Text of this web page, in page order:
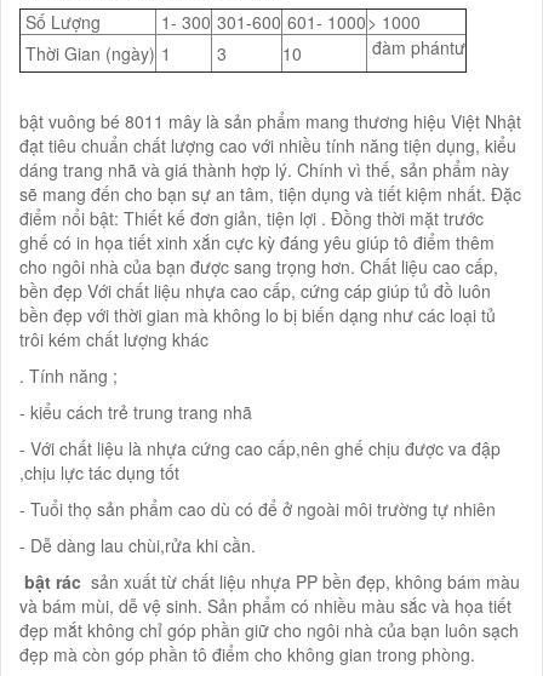
Số Lượng
1- 300 301-600 601- 1000> 1000
Thời Gian (ngày) 1 3 10 đàm phántư
bật vuông bé 8011 mây là sản phẩm mang thương hiệu Việt Nhật
đạt tiêu chuẩn chất lượng cao với nhiều tính năng tiện dụng, kiểu
dáng trang nhã và giá thành hợp lý. Chính vì thế, sản phẩm này
sẽ mang đến cho bạn sự an tâm, tiện dụng và tiết kiệm nhất. Đặc
điểm nổi bật: Thiết kế đơn giản, tiện lợi . Đồng thời mặt trước
ghế có in họa tiết xinh xắn cực kỳ đáng yêu giúp tô điểm thêm
cho ngôi nhà của bạn được sang trọng hơn. Chất liệu cao cấp,
bền đẹp Với chất liệu nhựa cao cấp, cứng cáp giúp tủ đồ luôn
bền đẹp với thời gian mà không lo bị biến dạng như các loại tủ
trôi kém chất lượng khác
. Tính năng ;
- kiểu cách trẻ trung trang nhã
- Với chất liệu là nhựa cứng cao cấp,nên ghế chịu được va đập
,chịu lực tác dụng tốt
- Tuổi thọ sản phẩm cao dù có để ở ngoài môi trường tự nhiên
- Dễ dàng lau chùi,rửa khi cần.
​ bật rác sản xuất từ chất liệu nhựa PP bền đẹp, không bám màu
và bám mùi, dễ vệ sinh. Sản phẩm có nhiều màu sắc và họa tiết
đẹp mắt không chỉ góp phần giữ cho ngôi nhà của bạn luôn sạch
đẹp mà còn góp phần tô điểm cho không gian trong phòng.